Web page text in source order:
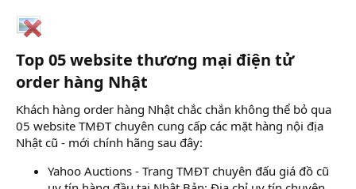
Top 05 website thương mại điện tử
order hàng Nhật​
Khách hàng order hàng Nhật chắc chắn không thể bỏ qua
05 website TMĐT chuyên cung cấp các mặt hàng nội địa
Nhật cũ - mới chính hãng sau đây:
Yahoo Auctions - Trang TMĐT chuyên đấu giá đồ cũ